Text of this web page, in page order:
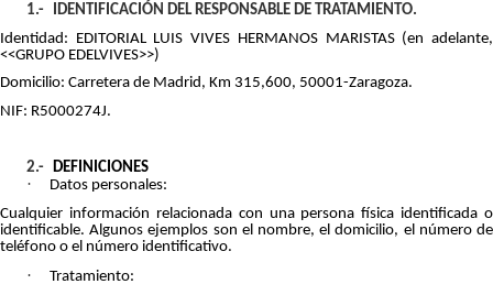
1.-
IDENTIFICACIÓN DEL RESPONSABLE DE TRATAMIENTO.
Identidad: EDITORIAL LUIS VIVES HERMANOS MARISTAS (en adelante,
<<GRUPO EDELVIVES>>)
Domicilio: Carretera de Madrid, Km 315,600, 50001-Zaragoza.
NIF: R5000274J.
2.- DEFINICIONES
·
Datos personales:
Cualquier información relacionada con una persona física identificada o
identificable. Algunos ejemplos son el nombre, el domicilio, el número de
teléfono o el número identificativo.
·
Tratamiento: